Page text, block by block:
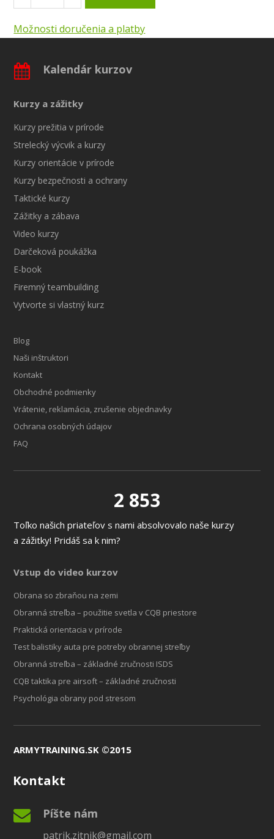
Možnosti doručenia a platby
Kalendár kurzov
Kurzy a zážitky
Kurzy prežitia v prírode
Strelecký výcvik a kurzy
Kurzy orientácie v prírode
Kurzy bezpečnosti a ochrany
Taktické kurzy
Zážitky a zábava
Video kurzy
Darčeková poukážka
E-book
Firemný teambuilding
Vytvorte si vlastný kurz
Blog
Naši inštruktori
Kontakt
Obchodné podmienky
Vrátenie, reklamácia, zrušenie objednavky
Ochrana osobných údajov
FAQ
2 853
Toľko našich priateľov s nami absolvovalo naše kurzy
a zážitky! Pridáš sa k nim?
Vstup do video kurzov
Obrana so zbraňou na zemi
Obranná streľba – použitie svetla v CQB priestore
Praktická orientacia v prírode
Test balistiky auta pre potreby obrannej streľby
Obranná streľba – základné zručnosti ISDS
CQB taktika pre airsoft – základné zručnosti
Psychológia obrany pod stresom
ARMYTRAINING.SK ©2015
Kontakt
Píšte nám
patrik.zitnik@gmail.com